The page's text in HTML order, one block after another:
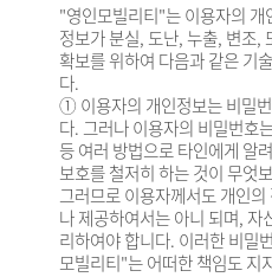
"영인모빌리티"는 이용자의 개
정보가 분실, 도난, 누출, 변조,
확보를 위하여 다음과 같은 기
다.
① 이용자의 개인정보는 비밀
다. 그러나 이용자의 비밀번호
등 여러 방법으로 타인에게 알
보호를 철저히 하는 것이 무엇
그러므로 이용자께서도 개인
나 제공하여서는 아니 되며, 자
리하여야 합니다. 이러한 비밀
모빌리티"는 어떠한 책임도 지